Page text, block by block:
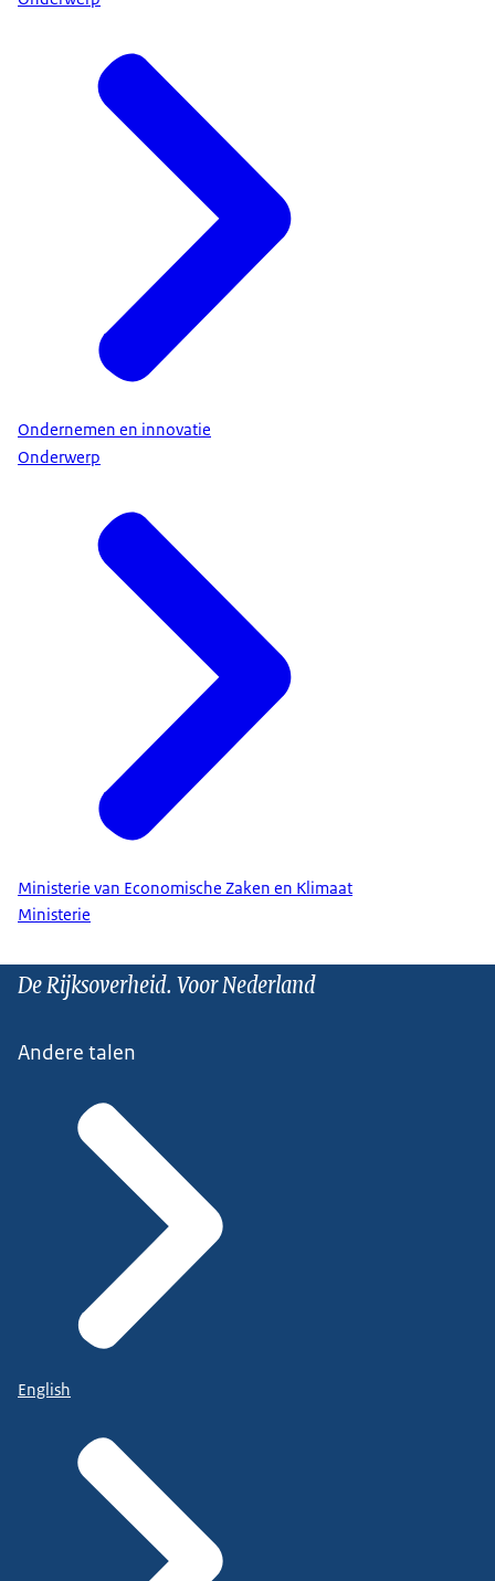
Ondernemen en innovatie
Onderwerp
Ministerie van Economische Zaken en Klimaat
Ministerie
De Rijksoverheid. Voor Nederland
Andere talen
English